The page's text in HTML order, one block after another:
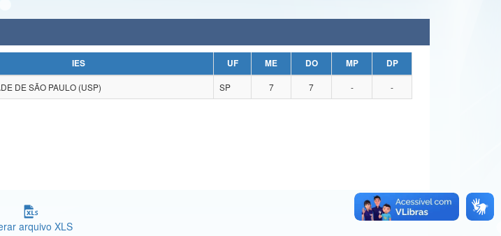
IES UF ME DO MP
DP
DE SÃO PAULO (USP) SP 7 7 - -
arquivo XLS